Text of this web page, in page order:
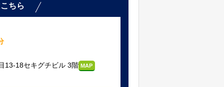
ちら
13-18セキグチビル 3階 MAP